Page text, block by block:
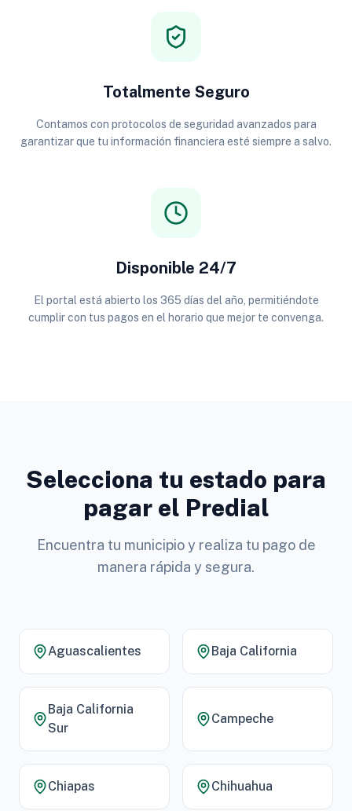
Totalmente Seguro
Contamos con protocolos de seguridad avanzados para
garantizar que tu información financiera esté siempre a salvo.
Disponible 24/7
El portal está abierto los 365 días del año, permitiéndote
cumplir con tus pagos en el horario que mejor te convenga.
Selecciona tu estado para
pagar el Predial
Encuentra tu municipio y realiza tu pago de
manera rápida y segura.
Aguascalientes Baja California
Baja California
Sur
Campeche
Chiapas Chihuahua